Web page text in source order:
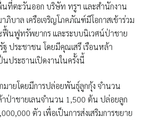
ตะวันออก บริษัท ทรูฯ และสำนักงาน
ภิบาล เครือเจริญโภคภัณฑ์มีโอกาสเข้าร่วม
ฟื้นฟูทรัพยากร และระบบนิเวศน์ป่าชาย
ประชาชน โดยมีคุณเสรี เรือนหล้า
ประธานเปิดงานในครั้งนี้
มายโดยมีการปล่อยพันธุ์ลูกกุ้ง จำนวน
ป่าชายเลนจำนวน 1,500 ต้น ปล่อยลูก
ตัว เพื่อเป็นการส่งเสริมการขยาย